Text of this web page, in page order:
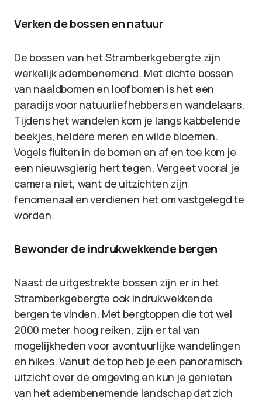
Verken de bossen en natuur
De bossen van het Stramberkgebergte zijn
werkelijk adembenemend. Met dichte bossen
van naaldbomen en loofbomen is het een
paradijs voor natuurliefhebbers en wandelaars.
Tijdens het wandelen kom je langs kabbelende
beekjes, heldere meren en wilde bloemen.
Vogels fluiten in de bomen en af en toe kom je
een nieuwsgierig hert tegen. Vergeet vooral je
camera niet, want de uitzichten zijn
fenomenaal en verdienen het om vastgelegd te
worden.
Bewonder de indrukwekkende bergen
Naast de uitgestrekte bossen zijn er in het
Stramberkgebergte ook indrukwekkende
bergen te vinden. Met bergtoppen die tot wel
2000 meter hoog reiken, zijn er tal van
mogelijkheden voor avontuurlijke wandelingen
en hikes. Vanuit de top heb je een panoramisch
uitzicht over de omgeving en kun je genieten
van het adembenemende landschap dat zich